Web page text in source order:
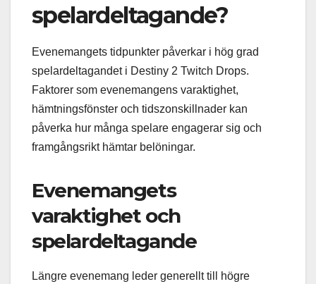
spelardeltagande?
Evenemangets tidpunkter påverkar i hög grad
spelardeltagandet i Destiny 2 Twitch Drops.
Faktorer som evenemangens varaktighet,
hämtningsfönster och tidszonskillnader kan
påverka hur många spelare engagerar sig och
framgångsrikt hämtar belöningar.
Evenemangets
varaktighet och
spelardeltagande
Längre evenemang leder generellt till högre